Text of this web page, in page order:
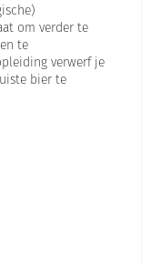
om verder te
te
verwerf je
bier te